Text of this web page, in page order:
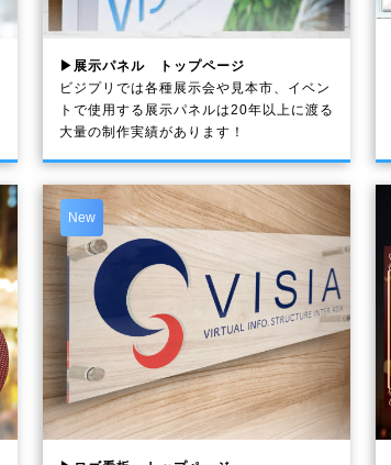
▶展示パネル トップページ
ビジプリでは各種展示会や見本市、イベン
トで使用する展示パネルは20年以上に渡る
大量の制作実績があります！
New